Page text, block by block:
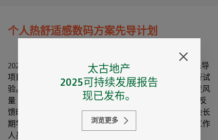
个人热舒适感数码方案先导计划
2024年，我们扩大了名为「En-trak」的个人热舒适系统先导
项目，推展到两个内部办公楼层，现时共有三个楼层进行试
验。系统让个别员工使用专用手机应用程序控制个人可变风
量（VAV）空调系统，从而调节空调及温度。系统接收到反
馈时，便会对改变温度设定值的变化作出短暂回应，并会长
期学习每名用户的首选温度设定，从而提高办公室每位工作
人员的热舒适度。
太古地产
2025可持续发展报告
现已发布。
浏览更多